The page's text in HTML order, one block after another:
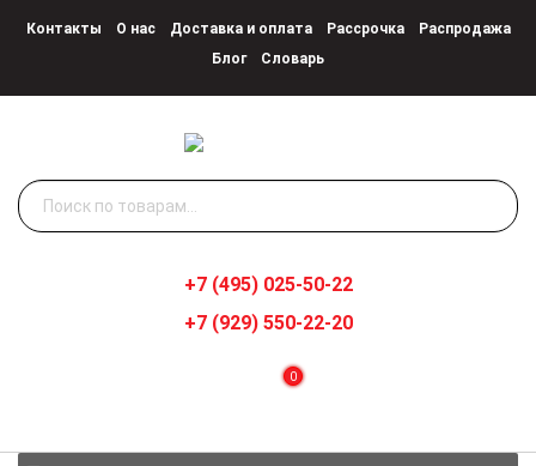
Контакты О нас Доставка и оплата Рассрочка
Распродажа
Блог
Словарь
Искать:
0
+7 (495) 025-50-22
+7 (929) 550-22-20